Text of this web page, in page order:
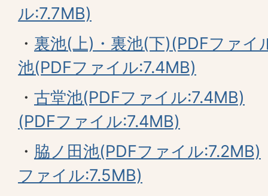
ル:7.7MB)
・ 裏池(上)・裏池(下)(PDFファ
池(PDFファイル:7.4MB)
・ 古堂池(PDFファイル:7.4MB)
(PDFファイル:7.4MB)
・ 脇ノ田池(PDFファイル:7.2MB)
ファイル:7.5MB)